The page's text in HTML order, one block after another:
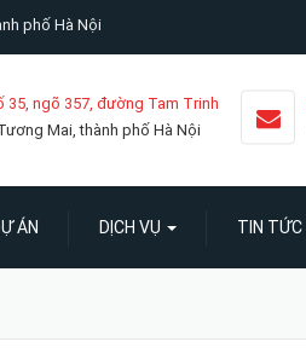
35, ngõ 357, đường Tam Trinh
Mai, thành phố Hà Nội
ÁN DỊCH VỤ TIN TỨC
phố Hà Nội